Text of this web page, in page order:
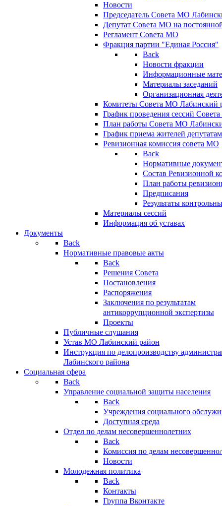
Новости
Председатель Совета МО
Депутат Совета МО на
Регламент Совета МО
Фракция партии "Единая Россия"
Back
Новости фракции
Информационные
Материалы заседаний
Организационная
Комитеты Совета МО Лабинский
График проведения сессий
План работы Совета МО
График приема жителей
Ревизионная комиссия совета МО
Back
Нормативные
Состав Ревизионной
План работы
Предписания
Результаты
Материалы сессий
Информация об уставах
Документы
Back
Нормативные правовые акты
Back
Решения Совета
Постановления
Распоряжения
Заключения по результатам
антикоррупционной экспертизы
Проекты
Публичные слушания
Устав МО Лабинский район
Инструкция по делопроизводству
Лабинского района
Социальная сфера
Back
Управление социальной защиты населения
Back
Учреждения социального
Доступная среда
Отдел по делам несовершеннолетних
Back
Комиссия по делам
Новости
Молодежная политика
Back
Контакты
Группа Вконтакте